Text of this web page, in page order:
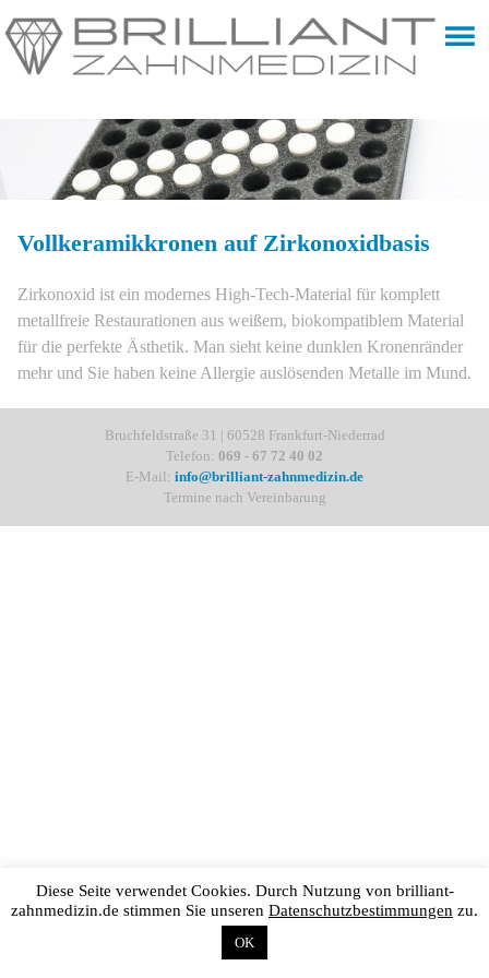
Vollkeramik­kronen auf Zirkon­oxidbasis
Zirkonoxid ist ein modernes High-Tech-Material für komplett
metallfreie Restaurationen aus weißem, biokompatiblem Material
für die perfekte Ästhetik. Man sieht keine dunklen Kronenränder
mehr und Sie haben keine Allergie auslösenden Metalle im Mund.
Bruchfeldstraße 31 | 60528 Frankfurt-Niederrad
Telefon: 069 - 67 72 40 02
E-Mail: info@brilliant-zahnmedizin.de
Termine nach Vereinbarung
Diese Seite verwendet Cookies. Durch Nutzung von brilliant-
zahnmedizin.de stimmen Sie unseren Datenschutzbestimmungen zu.
OK